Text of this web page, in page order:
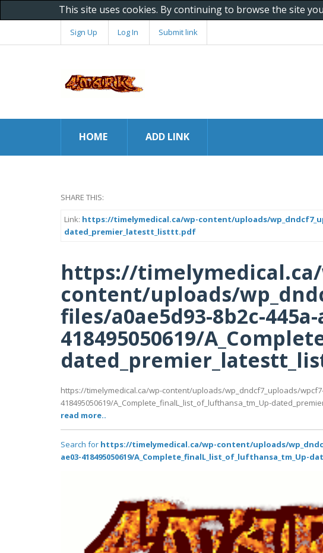
This site uses cookies. By continuing to browse the site
Sign Up Log In Submit link
HOME ADD LINK
SHARE THIS:
Link: https://timelymedical.ca/wp-content/uploads/
dated_premier_latestt_listtt.pdf
https://
content/uploads/
files/a0ae5d93-8b2c-445a-
418495050619/
https://timelymedical.ca/wp-content/uploads/wp_dndcf7_uploads/
418495050619/A_Complete_finalL_list_of_lufthansa_tm_Up-
read more..
Search for https://timelymedical.ca/wp-content/uploads/
ae03-418495050619/